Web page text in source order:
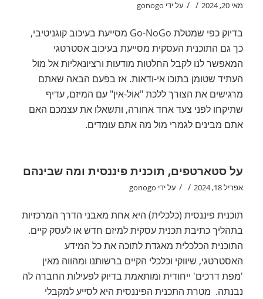
מאי 20, 2024 /
/ על ידי gonogo
בדיוק כפי שמטלת Go-NoGo מסייעת בעיכוב קוגניטיבי,
כך גם התוכנית העסקית מסייעת בעיכוב אסטרטגי
המאפשר לנו לקבל החלטות מודעות ורציונאליות אל מול
העתיד שטומן בתוכו אי-ודאות. אז בפעם הבאה שאתם
מרגישים את הצורך ללכת "אול-אין" עם המיזם, עדיף
שתיקחו לפני צעד אחד אחורה, ותשאלו את עצמכם האם
אתם מבינים לגמרי מול מה אתם עומדים.
על סטארטפים, תוכנית פיננסית ומה שבינהם
אפריל 18, 2024 /
/ על ידי gonogo
תוכנית פיננסית (כלכלית) היא אחת מאבני הדרך המרכזיות
בתהליך כתיבת תכנית עסקית למיזם חדש או לעסק קיים.
התוכנית הכלכלית מאגדת לתוכה את כל המידע
האסטרטגי, שיווקי וכלכלי הקיים ברשותנו ומהווה מאין
'מפת דרכים' ייחודית ומותאמת בדיוק לפעילות החברה לה
נבנתה. מטרת התכנית הפיננסית היא לסייע למקבלי